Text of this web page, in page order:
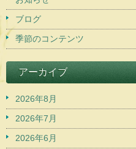
ブログ
季節のコンテンツ
アーカイブ
2026年8月
2026年7月
2026年6月